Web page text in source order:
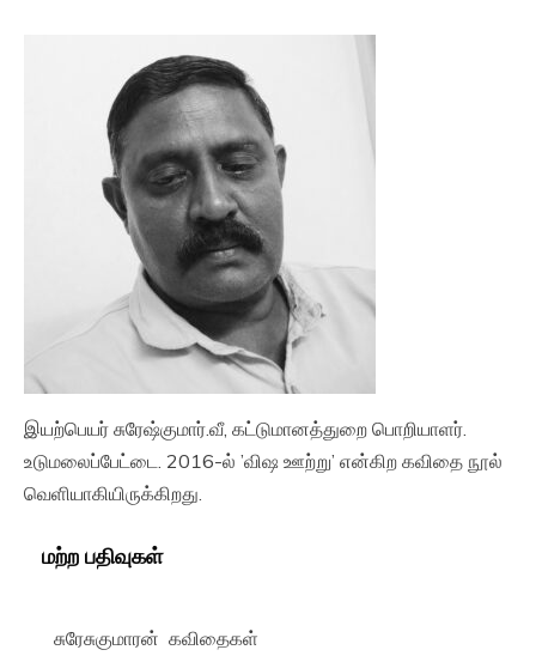
இயற்பெயர் சுரேஷ்குமார்.வீ, கட்டுமானத்துறை பொறியாளர்.
உடுமலைப்பேட்டை. 2016-ல் ’விஷ ஊற்று’ என்கிற கவிதை நூல்
வெளியாகியிருக்கிறது.
மற்ற பதிவுகள்
சுரேசுகுமாரன் கவிதைகள்